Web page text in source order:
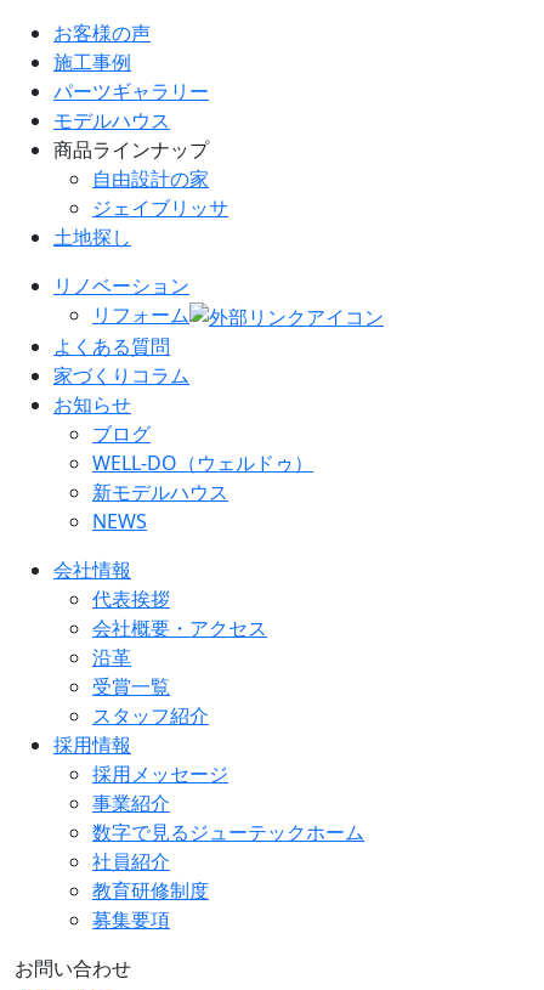
お客様の声
施工事例
パーツギャラリー
モデルハウス
商品ラインナップ
自由設計の家
ジェイブリッサ
土地探し
リノベーション
リフォーム
よくある質問
家づくりコラム
お知らせ
ブログ
WELL-DO（ウェルドゥ）
新モデルハウス
NEWS
会社情報
代表挨拶
会社概要・アクセス
沿革
受賞一覧
スタッフ紹介
採用情報
採用メッセージ
事業紹介
数字で見るジューテックホーム
社員紹介
教育研修制度
募集要項
お問い合わせ